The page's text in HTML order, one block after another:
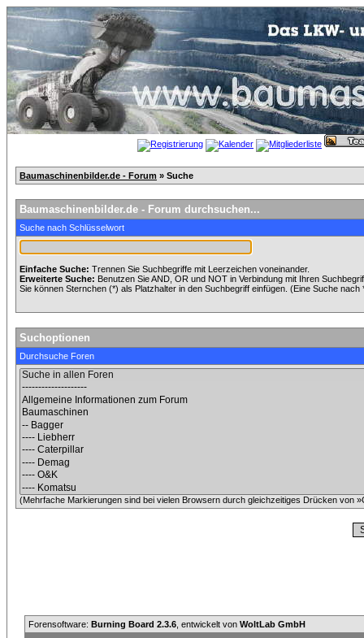
Baumaschinenbilder.de - Forum » Suche
Baumaschinenbilder.de - Forum durchsuchen...
Suche nach Schlüsselwort
Einfache Suche: Trennen Sie Suchbegriffe mit Leerzeichen voneinander.
Erweiterte Suche: Benutzen Sie AND, OR und NOT in Verbindung mit Ihren
Sie können Sternchen (*) als Platzhalter in den Suchbegriff einfügen. (Eine Suche
Suchoptionen
Durchsuche Foren
(Mehrfache Markierungen sind bei vielen Browsern durch gleichzeitiges Drücken von
Forensoftware: Burning Board 2.3.6 , entwickelt von WoltLab GmbH